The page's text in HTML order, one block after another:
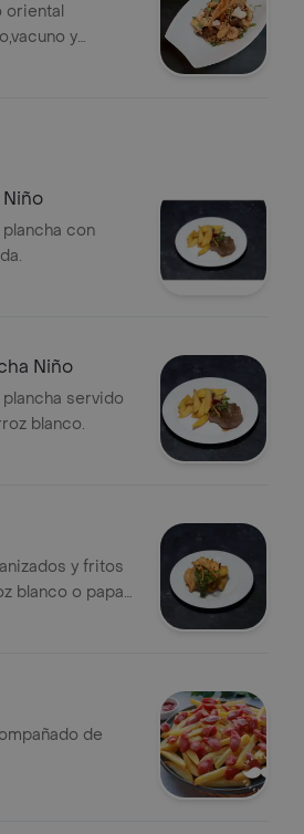
oriental
y
Niño
con
Niño
servido
blanco.
y fritos
blanco o papas
de